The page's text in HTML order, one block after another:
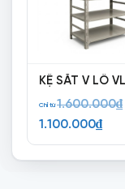
KỆ SẮT V LỖ
Chỉ từ1.600.000₫
1.100.000₫Giá